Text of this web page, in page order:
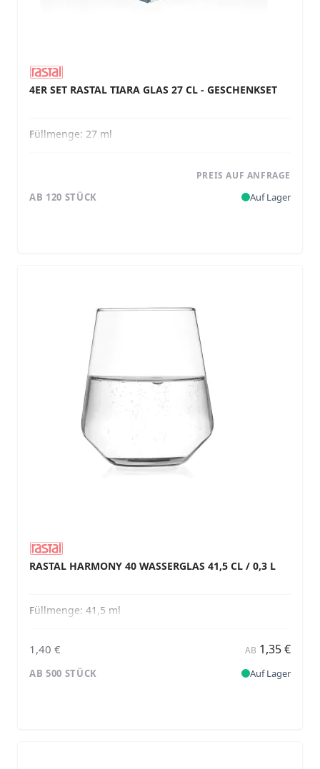
4ER SET RASTAL TIARA GLAS 27 CL - GESCHENKSET
Füllmenge: 27 ml
PREIS AUF ANFRAGE
AB 120 STÜCK Auf Lager
RASTAL HARMONY 40 WASSERGLAS 41,5 CL / 0,3 L
Füllmenge: 41,5 ml
1,40 € AB 1,35 €
AB 500 STÜCK Auf Lager